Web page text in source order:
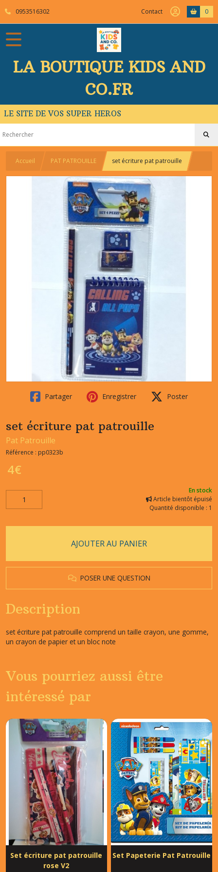
0953516302 Contact 0
LA BOUTIQUE KIDS AND
CO.FR
LE SITE DE VOS SUPER HEROS
Accueil PAT PATROUILLE set écriture pat patrouille
Partager Enregistrer Poster
set écriture pat patrouille
Pat Patrouille
Référence : pp0323b
4€
En stock
Article bientôt épuisé
Quantité disponible : 1
AJOUTER AU PANIER
POSER UNE QUESTION
Description
set écriture pat patrouille comprend un taille crayon, une gomme,
un crayon de papier et un bloc note
Vous pourriez aussi être
intéressé par
Set écriture pat patrouille
rose V2
Set Papeterie Pat Patrouille